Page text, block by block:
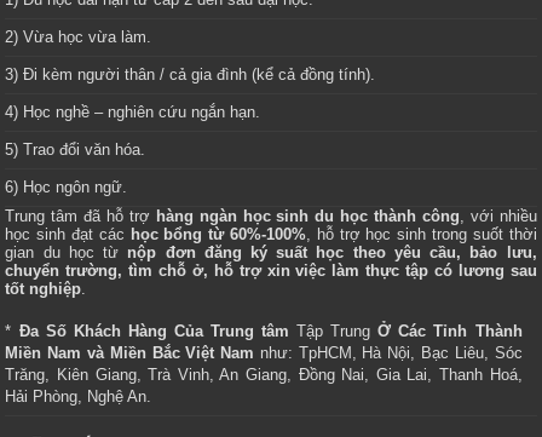
2) Vừa học vừa làm.
3) Đi kèm người thân / cả gia đình (kể cả đồng tính).
4) Học nghề – nghiên cứu ngắn hạn.
5) Trao đổi văn hóa.
6) Học ngôn ngữ.
Trung tâm đã hỗ trợ hàng ngàn học sinh du học thành công, với nhiều
học sinh đạt các học bổng từ 60%-100%, hỗ trợ học sinh trong suốt thời
gian du học từ nộp đơn đăng ký suất học theo yêu cầu, bảo lưu,
chuyển trường, tìm chỗ ở, hỗ trợ xin việc làm thực tập có lương sau
tốt nghiệp.
* Đa Số Khách Hàng Của Trung tâm Tập TrungỞ Các Tỉnh Thành
Miền Nam và Miền Bắc Việt Nam như: TpHCM, Hà Nội, Bạc Liêu, Sóc
Trăng, Kiên Giang, Trà Vinh, An Giang, Đồng Nai, Gia Lai, Thanh Hoá,
Hải Phòng, Nghệ An.